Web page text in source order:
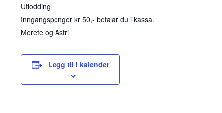
Utlodding
Inngangspenger kr 50,- betalar du i kassa.
Merete og Astri
Legg til i kalender